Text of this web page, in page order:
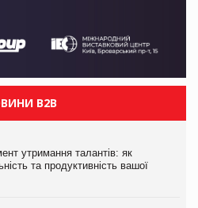
B2B
утримання талантів: як
та продуктивність вашої